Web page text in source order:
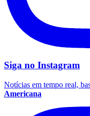
Botafogo
Siga no Instagram
Notícias em tempo real,
Americana